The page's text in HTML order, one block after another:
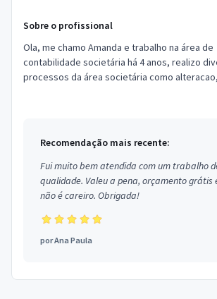
Sobre o profissional
Ola, me chamo Amanda e trabalho na área de
contabilidade societária há 4 anos, realizo
processos da área societária como
Recomendação mais recente:
Fui muito bem atendida com um trabalho
qualidade. Valeu a pena, orçamento grátis
não é careiro. Obrigada!
porAna Paula